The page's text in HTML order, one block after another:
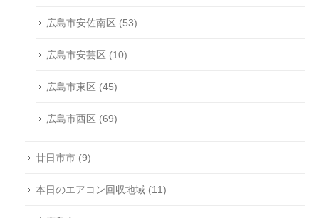
広島市安佐南区 (53)
広島市安芸区 (10)
広島市東区 (45)
広島市西区 (69)
廿日市市 (9)
本日のエアコン回収地域 (11)